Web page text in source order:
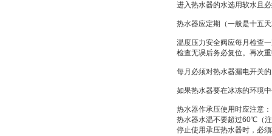
进入热水器的水选用软水且
热水器应定期（一般是十五
温度压力安全阀应每月检查
检查无误后务必复位。再次
每月必须对热水器漏电开关
如果热水器要在冰冻的环境
热水器作承压使用时应注意：
热水器水温不要超过60℃ （
停止使用承压热水器时，必